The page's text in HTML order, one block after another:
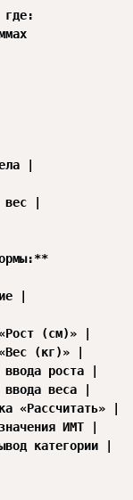
|
|
|
(см)» |
(кг)» |
роста |
веса |
«Рассчитать» |
ИМТ |
категории |